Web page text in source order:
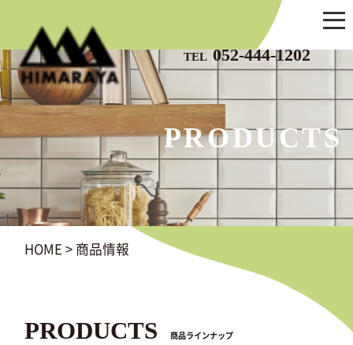
TEL 052-444-1202
PRODUCTS
HOME > 商品情報
PRODUCTS 商品ラインナップ